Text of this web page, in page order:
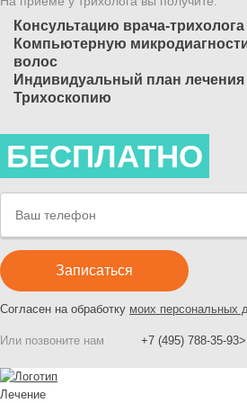
Консультацию врача-трихолога
Компьютерную
волос
Индивидуальный план лечения
Трихоскопию
БЕСПЛАТНО
Согласен на обработку моих персональных
Или позвоните нам +7 (495) 788-35-93>
Лечение